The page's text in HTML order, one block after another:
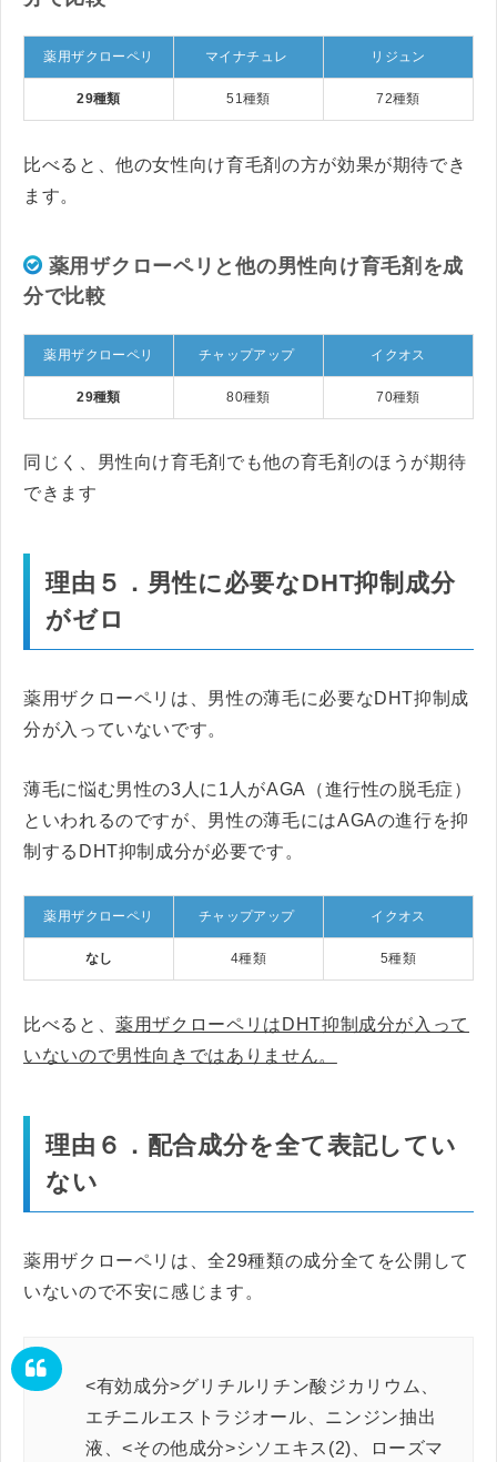
薬用ザクローペリ マイナチュレ リジュン
29種類 51種類 72種類
比べると、他の女性向け育毛剤の方が効果が期待でき
ます。
薬用ザクローペリと他の男性向け育毛剤を成
分で比較
薬用ザクローペリ チャップアップ イクオス
29種類 80種類 70種類
同じく、男性向け育毛剤でも他の育毛剤のほうが期待
できます
理由５．男性に必要なDHT抑制成分
がゼロ
薬用ザクローペリは、男性の薄毛に必要なDHT抑制成
分が入っていないです。
薄毛に悩む男性の3人に1人がAGA（進行性の脱毛症）
といわれるのですが、男性の薄毛にはAGAの進行を抑
制するDHT抑制成分が必要です。
薬用ザクローペリ チャップアップ イクオス
なし 4種類 5種類
比べると、薬用ザクローペリはDHT抑制成分が入って
いないので男性向きではありません。
理由６．配合成分を全て表記してい
ない
薬用ザクローペリは、全29種類の成分全てを公開して
いないので不安に感じます。
<有効成分>グリチルリチン酸ジカリウム、
エチニルエストラジオール、ニンジン抽出
液、<その他成分>シソエキス(2)、ローズマ